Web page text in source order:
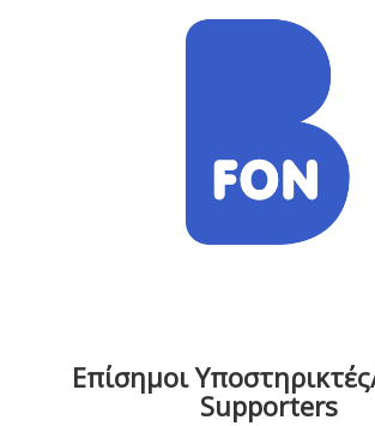
Επίσημοι
Supporters